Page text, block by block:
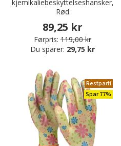
kjemikaliebeskyttelseshansker,
Rød
89,25 kr
Førpris: 119,00 kr
Du sparer: 29,75 kr
Restparti
Spar 77%